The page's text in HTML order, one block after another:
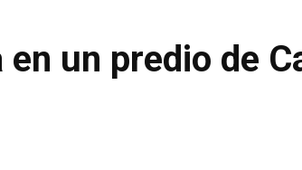
un predio de